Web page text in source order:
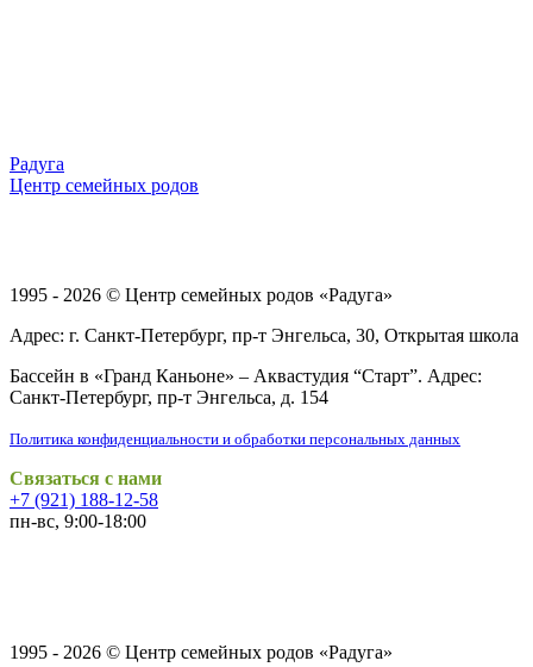
Радуга
Центр семейных родов
1995 - 2026 © Центр семейных родов «Радуга»
Адрес: г. Санкт-Петербург, пр-т Энгельса, 30, Открытая школа
Бассейн в «Гранд Каньоне» – Аквастудия “Старт”. Адрес:
Санкт-Петербург, пр-т Энгельса, д. 154
Политика конфиденциальности и обработки персональных данных
Связаться с нами
+7 (921) 188-12-58
пн-вс, 9:00-18:00
1995 - 2026 © Центр семейных родов «Радуга»